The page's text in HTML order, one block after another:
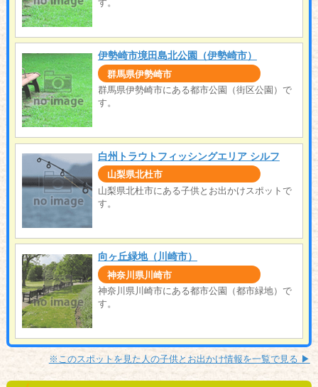
す。
伊勢崎市境田島北公園（伊勢崎市）
群馬県伊勢崎市
群馬県伊勢崎市にある都市公園（街区公園）で
す。
白州トラウトフィッシングエリア シルフ
山梨県北杜市
山梨県北杜市にある子供とお出かけスポットで
す。
向ヶ丘緑地（川崎市）
神奈川県川崎市
神奈川県川崎市にある都市公園（都市緑地）で
す。
※このスポットを見た人の子供とお出かけ情報を一覧で見る ▶︎